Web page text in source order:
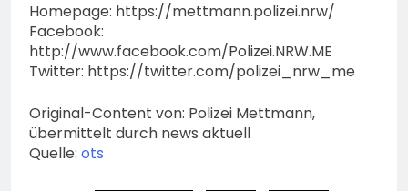
Homepage: https://mettmann.polizei.nrw/
Facebook:
http://www.facebook.com/Polizei.NRW.ME
Twitter: https://twitter.com/polizei_nrw_me
Original-Content von: Polizei Mettmann,
übermittelt durch news aktuell
Quelle: ots